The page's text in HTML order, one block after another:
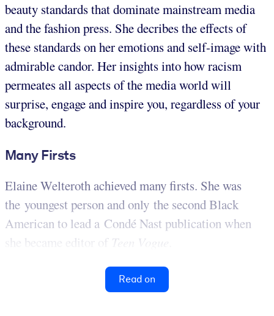
beauty standards that dominate mainstream media
and the fashion press. She decribes the effects of
these standards on her emotions and self-image with
admirable candor. Her insights into how racism
permeates all aspects of the media world will
surprise, engage and inspire you, regardless of your
background.
Many Firsts
Elaine Welteroth achieved many firsts. She was
the youngest person and only the second Black
American to lead a Condé Nast publication when
she became editor of Teen Vogue
Read on